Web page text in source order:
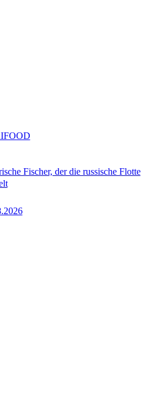
Fischer, der die russische Flotte